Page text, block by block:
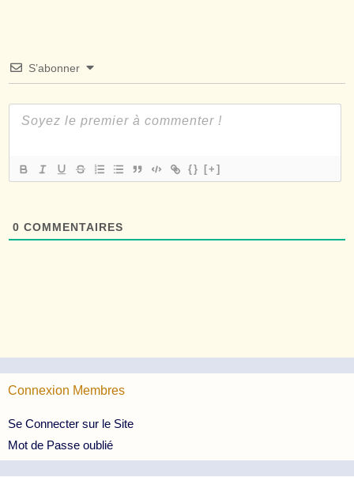
S’abonner
{} [+]
0 COMMENTAIRES
Connexion Membres
Se Connecter sur le Site
Mot de Passe oublié